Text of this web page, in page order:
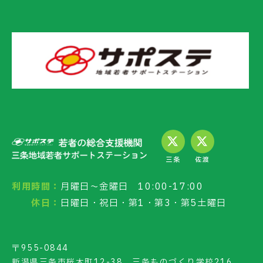
三条 佐渡
利用時間： 月曜日～金曜日 10:00-17:00
休日： 日曜日・祝日・第1・第3・第5土曜日
〒955-0844